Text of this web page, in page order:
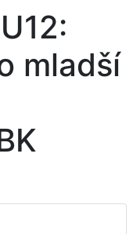
mladší